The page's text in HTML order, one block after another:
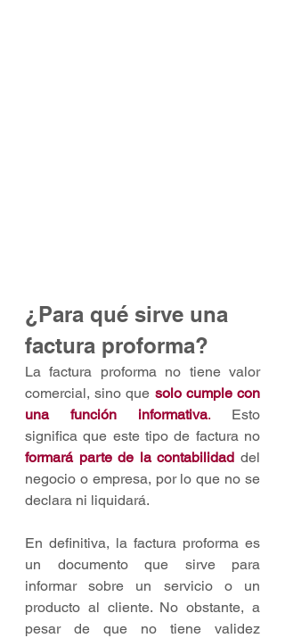
¿Para qué sirve una
factura proforma?
La factura proforma no tiene valor
comercial, sino que solo cumple con
una función informativa. Esto
formará parte de la contabilidad del
negocio o empresa, por lo que no se
declara ni liquidará.
En definitiva, la factura proforma es
un documento que sirve para
informar sobre un servicio o un
producto al cliente. No obstante, a
pesar de que no tiene validez